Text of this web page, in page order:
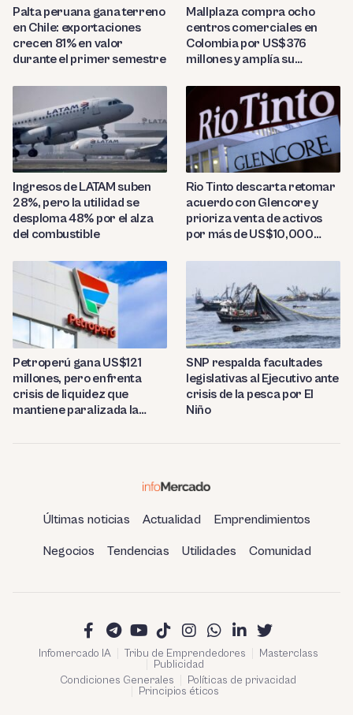
Palta peruana gana terreno
en Chile: exportaciones
crecen 81% en valor
durante el primer semestre
Mallplaza compra ocho
centros comerciales en
Colombia por US$376
millones y amplía su
Ingresos de LATAM suben
28%, pero la utilidad se
desploma 48% por el alza
del combustible
Rio Tinto descarta retomar
acuerdo con Glencore y
prioriza venta de activos
por más de US$10,000
Petroperú gana US$121
millones, pero enfrenta
crisis de liquidez que
mantiene paralizada la
SNP respalda facultades
legislativas al Ejecutivo ante
crisis de la pesca por El
Niño
Últimas noticias Actualidad Emprendimientos
Negocios Tendencias Utilidades Comunidad
Infomercado IA Tribu de Emprendedores
Masterclass
Publicidad
Condiciones Generales
Políticas de privacidad
Principios éticos